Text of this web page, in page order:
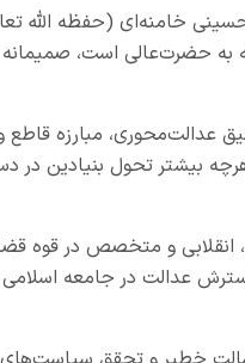
خامنه‌ای (حفظه الله
به حضرت‌عالی است،
عدالت‌محوری، مبارزه قاطع
بیشتر تحول بنیادین در
انقلابی و متخصص در قوه
عدالت در جامعه